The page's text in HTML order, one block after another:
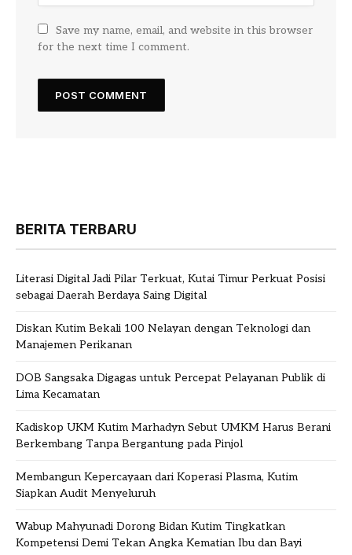
Save my name, email, and website in this browser
for the next time I comment.
BERITA TERBARU
Literasi Digital Jadi Pilar Terkuat, Kutai Timur Perkuat Posisi
sebagai Daerah Berdaya Saing Digital
Diskan Kutim Bekali 100 Nelayan dengan Teknologi dan
Manajemen Perikanan
DOB Sangsaka Digagas untuk Percepat Pelayanan Publik di
Lima Kecamatan
Kadiskop UKM Kutim Marhadyn Sebut UMKM Harus Berani
Berkembang Tanpa Bergantung pada Pinjol
Membangun Kepercayaan dari Koperasi Plasma, Kutim
Siapkan Audit Menyeluruh
Wabup Mahyunadi Dorong Bidan Kutim Tingkatkan
Kompetensi Demi Tekan Angka Kematian Ibu dan Bayi